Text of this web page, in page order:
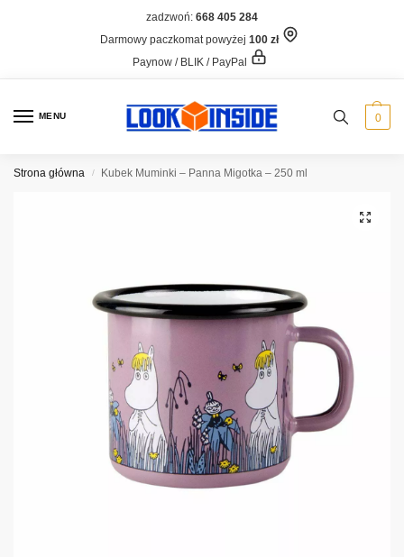
zadzwoń: 668 405 284
Darmowy paczkomat powyżej 100 zł
Paynow / BLIK / PayPal
MENU 0
Strona główna / Kubek Muminki – Panna Migotka – 250 ml